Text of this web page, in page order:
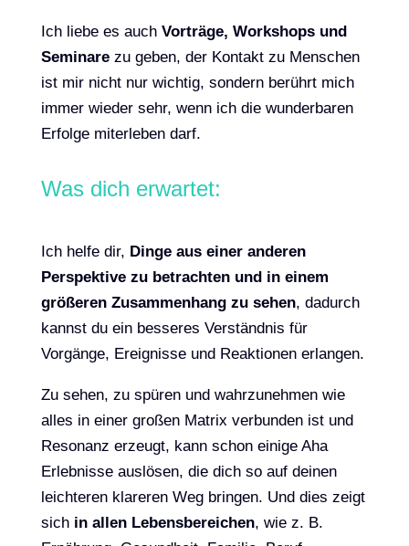
Ich liebe es auch Vorträge, Workshops und
Seminarezu geben, der Kontakt zu Menschen
ist mir nicht nur wichtig, sondern berührt mich
immer wieder sehr, wenn ich die wunderbaren
Erfolge miterleben darf.
Was dich erwartet:
Ich helfe dir, Dinge aus einer anderen
Perspektive zu betrachten und in einem
größeren Zusammenhang zu sehen, dadurch
kannst du ein besseres Verständnis für
Vorgänge, Ereignisse und Reaktionen erlangen.
Zu sehen, zu spüren und wahrzunehmen wie
alles in einer großen Matrix verbunden ist und
Resonanz erzeugt, kann schon einige Aha
Erlebnisse auslösen, die dich so auf deinen
leichteren klareren Weg bringen. Und dies zeigt
sichin allen Lebensbereichen, wie z. B.